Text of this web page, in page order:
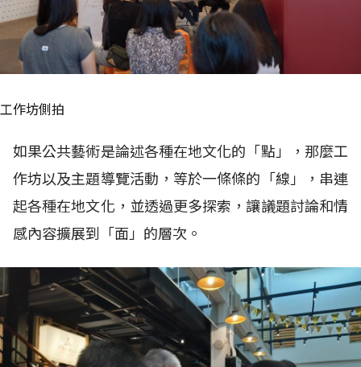
工作坊側拍
如果公共藝術是論述各種在地文化的「點」，那麼工
作坊以及主題導覽活動，等於一條條的「線」，串連
起各種在地文化，並透過更多探索，讓議題討論和情
感內容擴展到「面」的層次。